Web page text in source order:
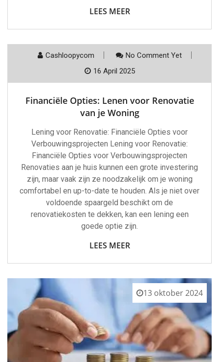
LEES MEER
Cashloopycom
No Comment Yet
16 April 2025
Financiële Opties: Lenen voor Renovatie
van je Woning
Lening voor Renovatie: Financiële Opties voor
Verbouwingsprojecten Lening voor Renovatie:
Financiële Opties voor Verbouwingsprojecten
Renovaties aan je huis kunnen een grote investering
zijn, maar vaak zijn ze noodzakelijk om je woning
comfortabel en up-to-date te houden. Als je niet over
voldoende spaargeld beschikt om de
renovatiekosten te dekken, kan een lening een
goede optie zijn.
LEES MEER
13 oktober 2024